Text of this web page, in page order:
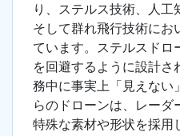
り、ステルス技術、人工
そして群れ飛行技術にお
ています。ステルスドロ
を回避するように設計
務中に事実上「見えない
らのドローンは、レーダ
特殊な素材や形状を採用